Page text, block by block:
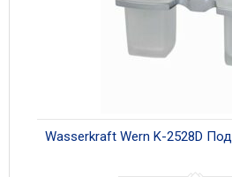
Wasserkraft Wern K-2528D